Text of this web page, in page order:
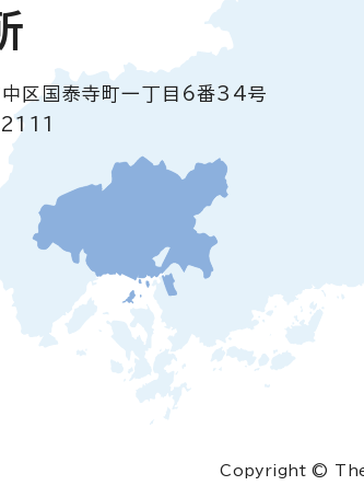
中区国泰寺町一丁目6番34号
Copyright ©